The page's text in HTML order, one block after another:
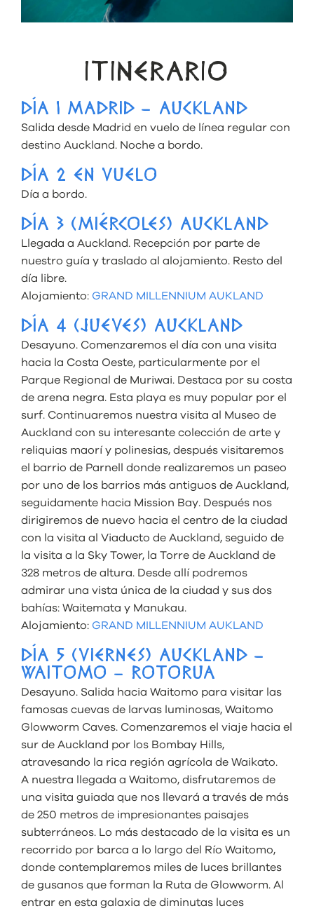
ITINERARIO
DÍA 1 MADRID – AUCKLAND
Salida desde Madrid en vuelo de línea regular con
destino Auckland. Noche a bordo.
DÍA 2 EN VUELO
Día a bordo.
DÍA 3 (MIÉRCOLES) AUCKLAND
Llegada a Auckland. Recepción por parte de
nuestro guía y traslado al alojamiento. Resto del
día libre.
Alojamiento: GRAND MILLENNIUM AUKLAND
DÍA 4 (JUEVES) AUCKLAND
Desayuno. Comenzaremos el día con una visita
hacia la Costa Oeste, particularmente por el
Parque Regional de Muriwai. Destaca por su costa
de arena negra. Esta playa es muy popular por el
surf. Continuaremos nuestra visita al Museo de
Auckland con su interesante colección de arte y
reliquias maorí y polinesias, después visitaremos
el barrio de Parnell donde realizaremos un paseo
por uno de los barrios más antiguos de Auckland,
seguidamente hacia Mission Bay. Después nos
dirigiremos de nuevo hacia el centro de la ciudad
con la visita al Viaducto de Auckland, seguido de
la visita a la Sky Tower, la Torre de Auckland de
328 metros de altura. Desde allí podremos
admirar una vista única de la ciudad y sus dos
bahías: Waitemata y Manukau.
Alojamiento: GRAND MILLENNIUM AUKLAND
DÍA 5 (VIERNES) AUCKLAND –
WAITOMO – ROTORUA
Desayuno. Salida hacia Waitomo para visitar las
famosas cuevas de larvas luminosas, Waitomo
Glowworm Caves. Comenzaremos el viaje hacia el
sur de Auckland por los Bombay Hills,
atravesando la rica región agrícola de Waikato.
A nuestra llegada a Waitomo, disfrutaremos de
una visita guiada que nos llevará a través de más
de 250 metros de impresionantes paisajes
subterráneos. Lo más destacado de la visita es un
recorrido por barca a lo largo del Río Waitomo,
donde contemplaremos miles de luces brillantes
de gusanos que forman la Ruta de Glowworm. Al
entrar en esta galaxia de diminutas luces